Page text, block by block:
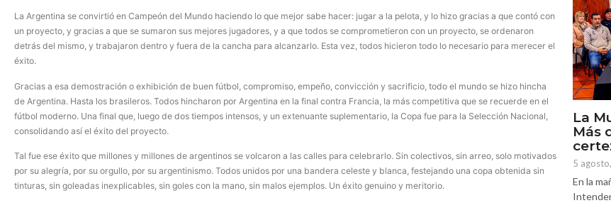
La Argentina se convirtió en Campeón del Mundo haciendo lo que mejor sabe hacer: jugar a la pelota, y lo hizo gracias a que contó con
un proyecto, y gracias a que se sumaron sus mejores jugadores, y a que todos se comprometieron con un proyecto, se ordenaron
detrás del mismo, y trabajaron dentro y fuera de la cancha para alcanzarlo. Esta vez, todos hicieron todo lo necesario para merecer el
éxito.
Gracias a esa demostración o exhibición de buen fútbol, compromiso, empeño, convicción y sacrificio, todo el mundo se hizo hincha
de Argentina. Hasta los brasileros. Todos hincharon por Argentina en la final contra Francia, la más competitiva que se recuerde en el
fútbol moderno. Una final que, luego de dos tiempos intensos, y un extenuante suplementario, la Copa fue para la Selección Nacional,
consolidando así el éxito del proyecto.
Tal fue ese éxito que millones y millones de argentinos se volcaron a las calles para celebrarlo. Sin colectivos, sin arreo, solo motivados
por su alegría, por su orgullo, por su argentinismo. Todos unidos por una bandera celeste y blanca, festejando una copa obtenida sin
tinturas, sin goleadas inexplicables, sin goles con la mano, sin malos ejemplos. Un éxito genuino y meritorio.
La
Más
5
En la